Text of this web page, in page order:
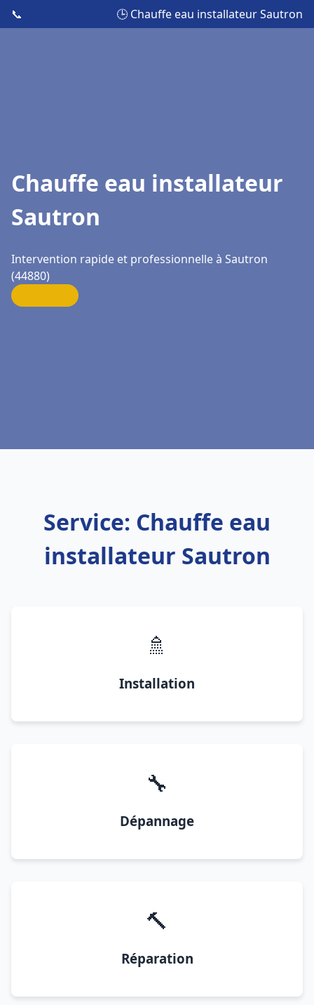
📞 🕒 Chauffe eau installateur Sautron
Chauffe eau installateur
Sautron
Intervention rapide et professionnelle à Sautron
(44880)
Service: Chauffe eau
installateur Sautron
🚿
Installation
🔧
Dépannage
🔨
Réparation